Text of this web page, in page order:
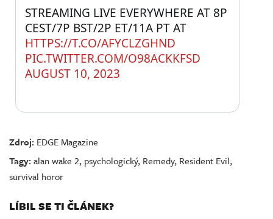
STREAMING LIVE EVERYWHERE AT 8P
HTTPS://T.CO/AFYCLZGHND
PIC.TWITTER.COM/O98ACKKFSD
AUGUST 10, 2023
Zdroj: EDGE Magazine
Tagy:alan wake 2, psychologický, Remedy, Resident Evil,
survival horor
LÍBIL SE TI ČLÁNEK?